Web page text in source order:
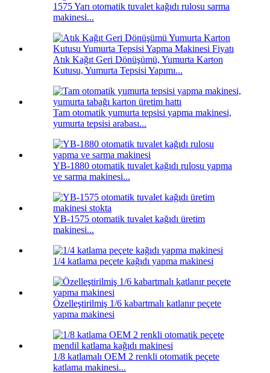
1575 Yarı otomatik tuvalet kağıdı rulosu sarma
makinesi...
Atık Kağıt Geri Dönüşümü, Yumurta Karton
Kutusu, Yumurta Tepsisi Yapımı...
Tam otomatik yumurta tepsisi yapma makinesi,
yumurta tepsisi arabası...
YB-1880 otomatik tuvalet kağıdı rulosu yapma
ve sarma makinesi...
YB-1575 otomatik tuvalet kağıdı üretim
makinesi...
1/4 katlama peçete kağıdı yapma makinesi
Özelleştirilmiş 1/6 kabartmalı katlanır peçete
yapma makinesi
1/8 katlamalı OEM 2 renkli otomatik peçete
katlama makinesi...